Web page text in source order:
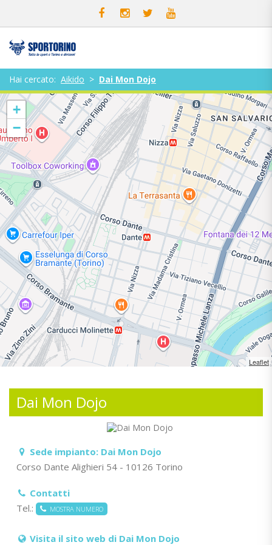
Hai cercato: Aikido > Dai Mon Dojo
+
−
Leaflet
Dai Mon Dojo
Sede impianto: Dai Mon Dojo
Corso Dante Alighieri 54 - 10126 Torino
Contatti
Tel.:
MOSTRA NUMERO
Visita il sito web di Dai Mon Dojo